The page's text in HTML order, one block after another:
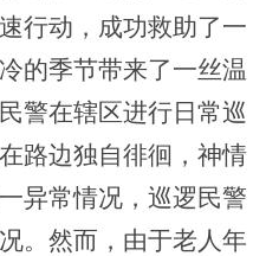
行动，成功救助了一
的季节带来了一丝温
警在辖区进行日常巡
路边独自徘徊，神情
异常情况，巡逻民警
。然而，由于老人年